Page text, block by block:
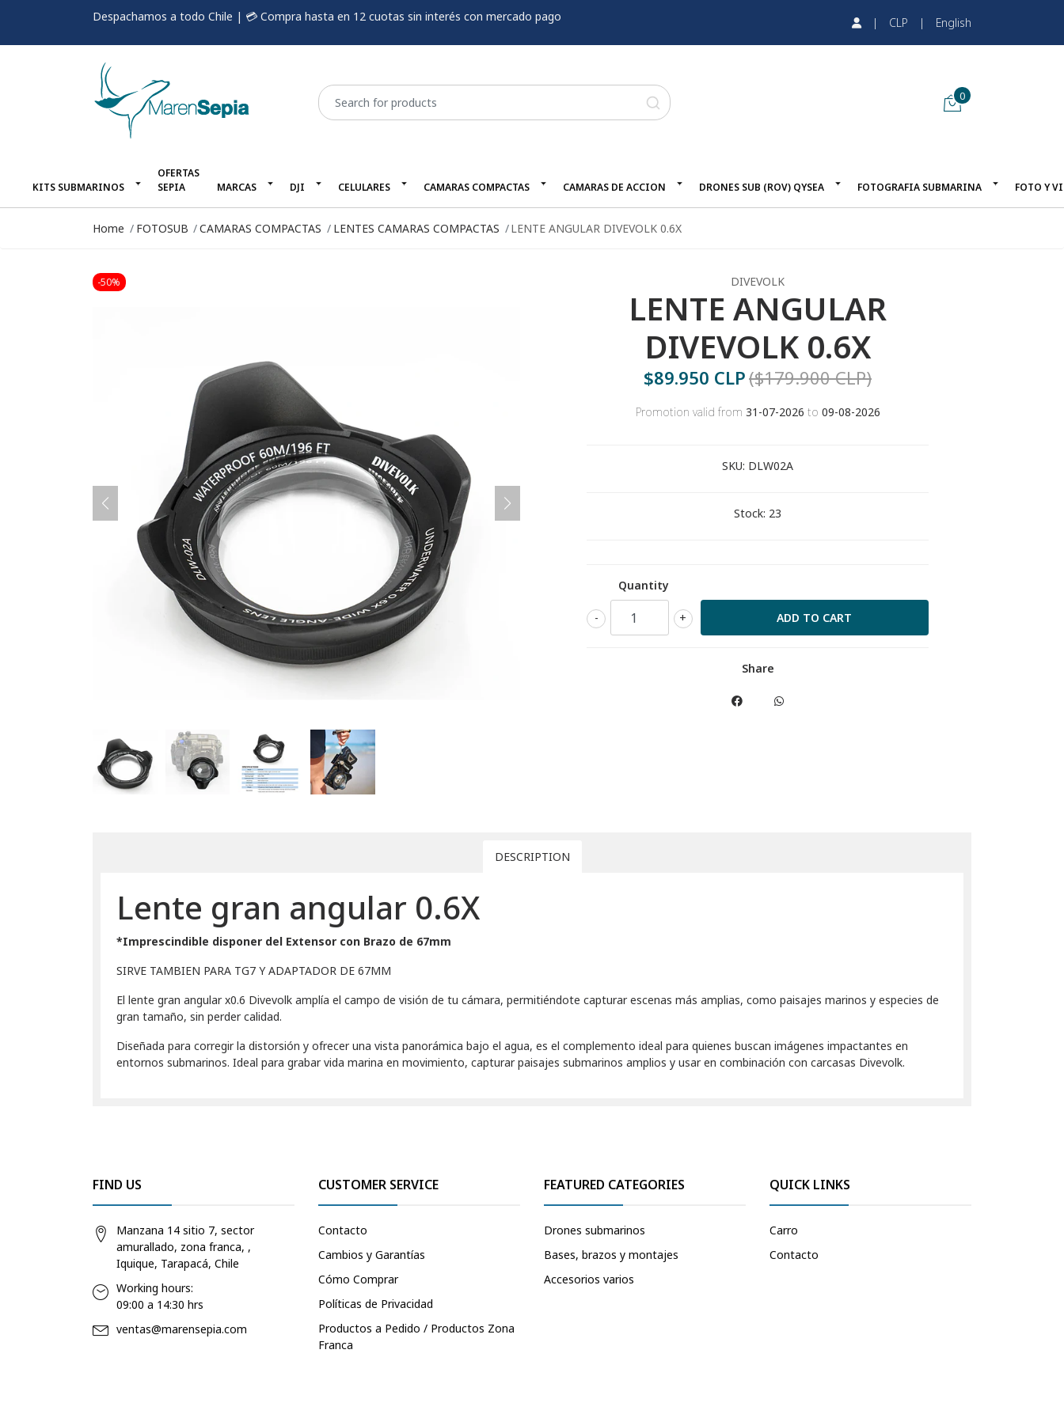
Despachamos a todo Chile | 💳 Compra hasta en 12 cuotas sin interés con mercado pago | CLP | English
0
KITS SUBMARINOS
OFERTAS
SEPIA
MARCAS DJI CELULARES CAMARAS COMPACTAS CAMARAS DE ACCION DRONES SUB (ROV) QYSEA FOTOGRAFIA SUBMARINA FOTO Y
Home FOTOSUB CAMARAS COMPACTAS LENTES CAMARAS COMPACTAS LENTE ANGULAR DIVEVOLK 0.6X
-50% DIVEVOLK
LENTE ANGULAR
DIVEVOLK 0.6X
$89.950 CLP($179.900 CLP)
Promotion valid from 31-07-2026 to 09-08-2026
SKU: DLW02A
Stock: 23
Quantity
+
-
Share
DESCRIPTION
Lente gran angular 0.6X
*Imprescindible disponer del Extensor con Brazo de 67mm
SIRVE TAMBIEN PARA TG7 Y ADAPTADOR DE 67MM
El lente gran angular x0.6 Divevolk amplía el campo de visión de tu cámara, permitiéndote capturar escenas más amplias, como paisajes marinos y especies de
gran tamaño, sin perder calidad.
Diseñada para corregir la distorsión y ofrecer una vista panorámica bajo el agua, es el complemento ideal para quienes buscan imágenes impactantes en
entornos submarinos. Ideal para grabar vida marina en movimiento, capturar paisajes submarinos amplios y usar en combinación con carcasas Divevolk.
FIND US
Manzana 14 sitio 7, sector
amurallado, zona franca, ,
Iquique, Tarapacá, Chile
Working hours:
09:00 a 14:30 hrs
ventas@marensepia.com
CUSTOMER SERVICE
Contacto
Cambios y Garantías
Cómo Comprar
Políticas de Privacidad
Productos a Pedido / Productos Zona
Franca
FEATURED CATEGORIES
Drones submarinos
Bases, brazos y montajes
Accesorios varios
QUICK LINKS
Carro
Contacto